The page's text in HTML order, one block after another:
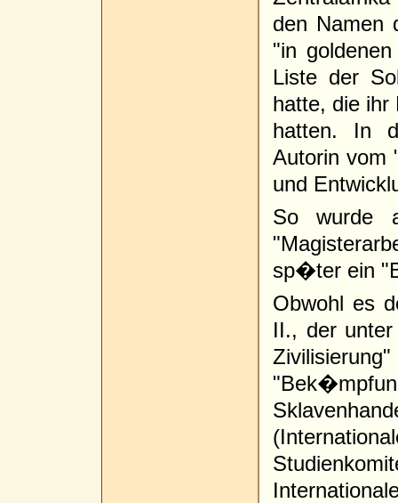
den Namen
"in
Liste der
hatte, die
hatten. In
Autorin vom
und
So wurde
sp�ter ein
Obwohl es
II., der